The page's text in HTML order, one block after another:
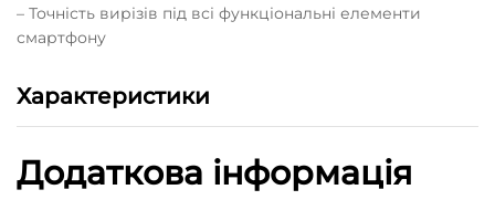
– Точність вирізів під всі функціональні елементи
смартфону
Характеристики
Додаткова інформація